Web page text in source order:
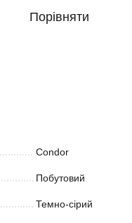
Порівняти
Condor
Побутовий
Темно-сірий